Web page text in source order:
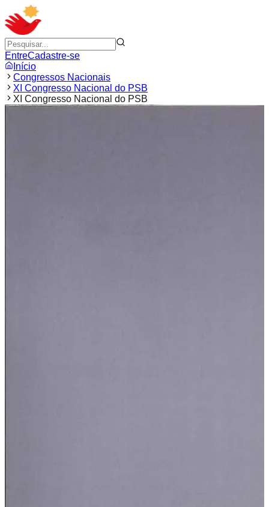
EntreCadastre-se
Início
Congressos Nacionais
XI Congresso Nacional do PSB
XI Congresso Nacional do PSB